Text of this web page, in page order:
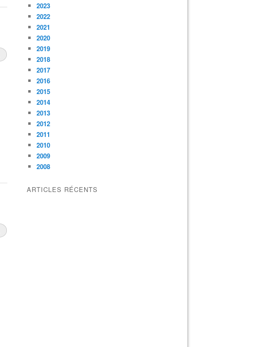
2023
2022
2021
2020
2019
2018
2017
2016
2015
2014
2013
2012
2011
2010
2009
2008
ARTICLES RÉCENTS